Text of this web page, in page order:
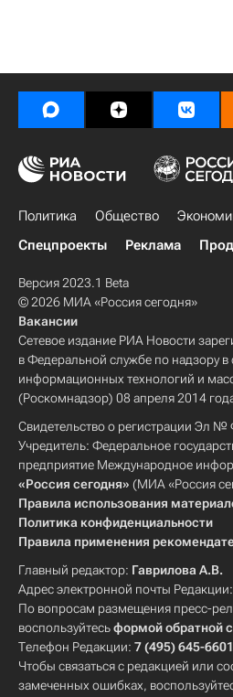
Политика Общество
Спецпроекты
Реклама
Версия 2023.1 Beta
© 2026 МИА «Россия сегодня»
Вакансии
Сетевое издание РИА Новости
в Федеральной службе по надзору в
информационных технологий и
(Роскомнадзор) 08 апреля 2014
Свидетельство о регистрации Эл
Учредитель: Федеральное
предприятие Международное
«Россия сегодня» (МИА «Россия
Правила использования
Политика конфиденциальности
Правила применения
Главный редактор: Гаврилова А.В.
Адрес электронной почты Редакции:
По вопросам размещения пресс-
воспользуйтесьформой обратной
Телефон Редакции: 7 (495) 645-6601
Чтобы связаться с редакцией или
замеченных ошибках,